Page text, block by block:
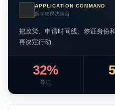
APPLICATION COMMAND
留学移民决策台
把政策、申请时间线、签证身份
再决定行动。
32%
签证